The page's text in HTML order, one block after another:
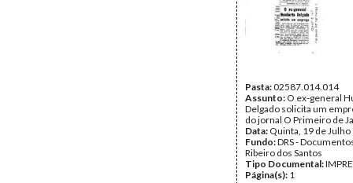
Pasta:02587.014.014
Assunto: O ex-general
Delgado solicita um
do jornal O Primeiro de
Data: Quinta, 19 de
Fundo:DRS -
Ribeiro dos Santos
Tipo Documental:
Página(s): 1